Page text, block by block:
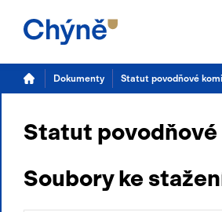
Dokumenty Statut povodňové
Statut povodňové
Soubory ke